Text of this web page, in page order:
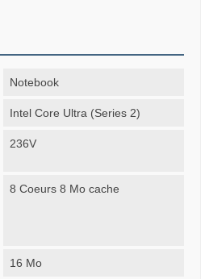
Notebook
Intel Core Ultra (Series 2)
236V
8 Coeurs 8 Mo cache
16 Mo